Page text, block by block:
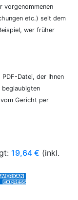
vorgenommenen
etc.) seit dem
wer früher
Datei, der Ihnen
Gericht per
19,64 € (inkl.